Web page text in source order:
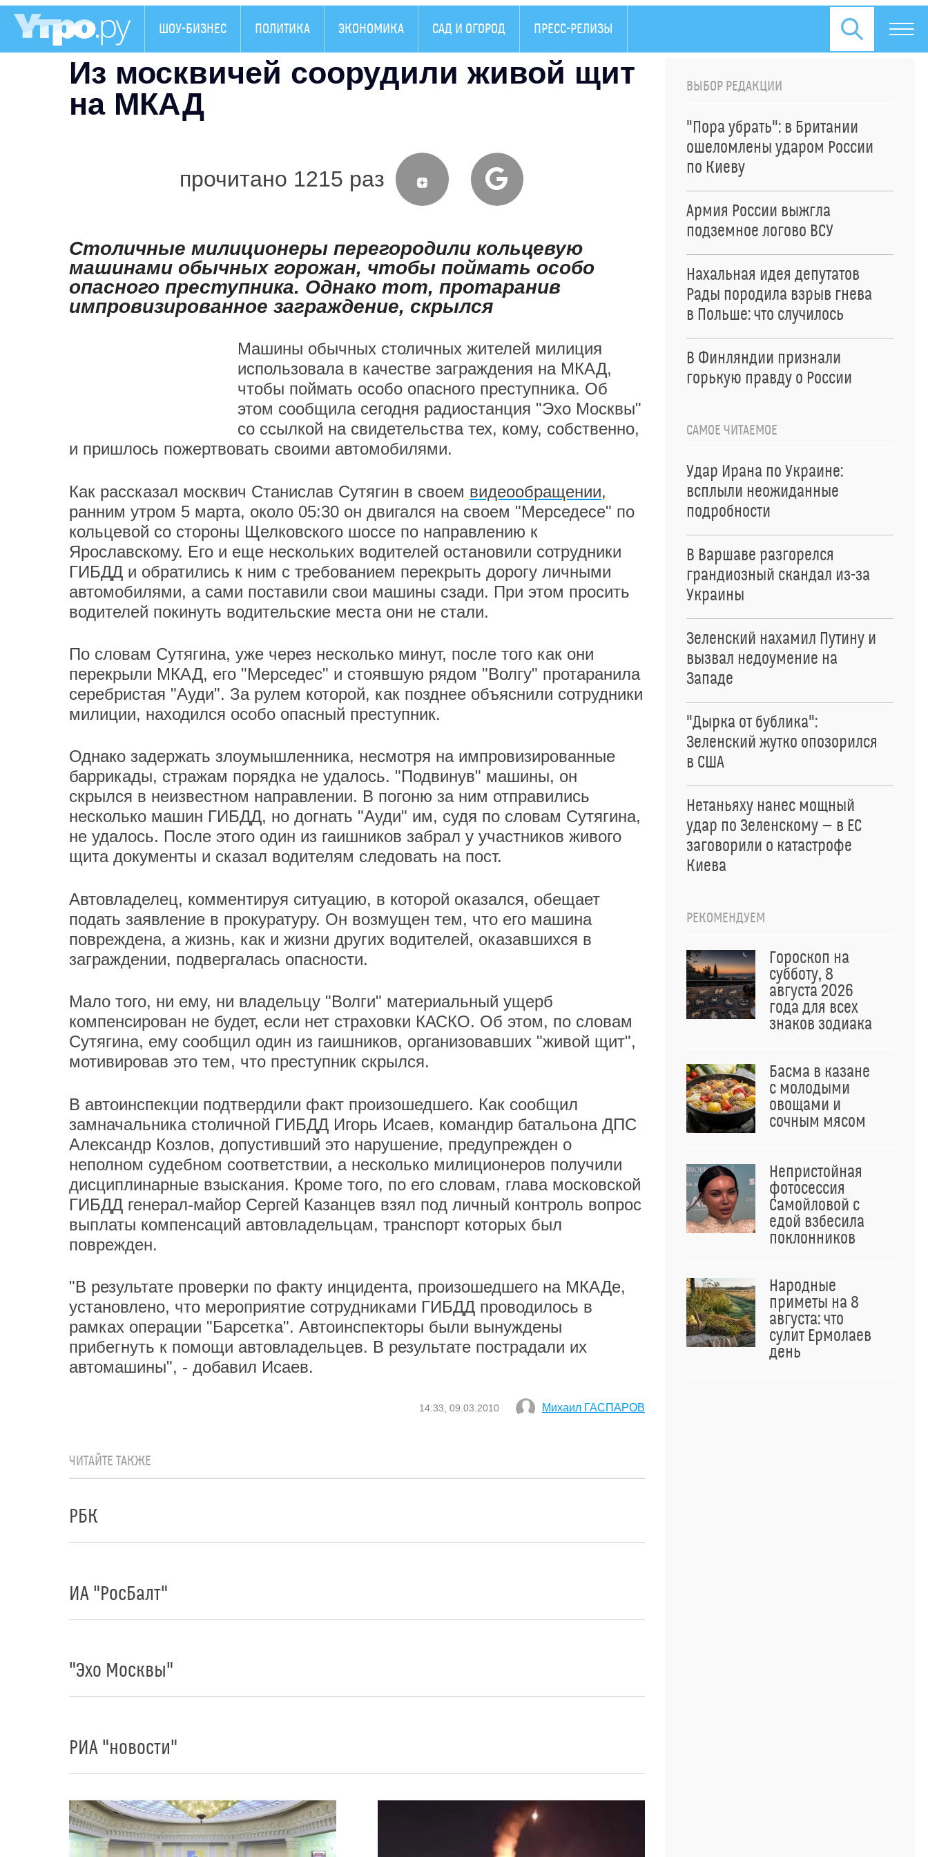
ШОУ-БИЗНЕС ПОЛИТИКА ЭКОНОМИКА САД И ОГОРОД ПРЕСС-РЕЛИЗЫ
Из москвичей соорудили живой щит
на МКАД
прочитано 1215 раз
Столичные милиционеры перегородили кольцевую
машинами обычных горожан, чтобы поймать особо
опасного преступника. Однако тот, протаранив
импровизированное заграждение, скрылся
Машины обычных столичных жителей милиция
использовала в качестве заграждения на МКАД,
чтобы поймать особо опасного преступника. Об
этом сообщила сегодня радиостанция "Эхо Москвы"
со ссылкой на свидетельства тех, кому, собственно,
и пришлось пожертвовать своими автомобилями.
Как рассказал москвич Станислав Сутягин в своем видеообращении,
ранним утром 5 марта, около 05:30 он двигался на своем "Мерседесе" по
кольцевой со стороны Щелковского шоссе по направлению к
Ярославскому. Его и еще нескольких водителей остановили сотрудники
ГИБДД и обратились к ним с требованием перекрыть дорогу личными
автомобилями, а сами поставили свои машины сзади. При этом просить
водителей покинуть водительские места они не стали.
По словам Сутягина, уже через несколько минут, после того как они
перекрыли МКАД, его "Мерседес" и стоявшую рядом "Волгу" протаранила
серебристая "Ауди". За рулем которой, как позднее объяснили сотрудники
милиции, находился особо опасный преступник.
Однако задержать злоумышленника, несмотря на импровизированные
баррикады, стражам порядка не удалось. "Подвинув" машины, он
скрылся в неизвестном направлении. В погоню за ним отправились
несколько машин ГИБДД, но догнать "Ауди" им, судя по словам Сутягина,
не удалось. После этого один из гаишников забрал у участников живого
щита документы и сказал водителям следовать на пост.
Автовладелец, комментируя ситуацию, в которой оказался, обещает
подать заявление в прокуратуру. Он возмущен тем, что его машина
повреждена, а жизнь, как и жизни других водителей, оказавшихся в
заграждении, подвергалась опасности.
Мало того, ни ему, ни владельцу "Волги" материальный ущерб
компенсирован не будет, если нет страховки КАСКО. Об этом, по словам
Сутягина, ему сообщил один из гаишников, организовавших "живой щит",
мотивировав это тем, что преступник скрылся.
В автоинспекции подтвердили факт произошедшего. Как сообщил
замначальника столичной ГИБДД Игорь Исаев, командир батальона ДПС
Александр Козлов, допустивший это нарушение, предупрежден о
неполном судебном соответствии, а несколько милиционеров получили
дисциплинарные взыскания. Кроме того, по его словам, глава московской
ГИБДД генерал-майор Сергей Казанцев взял под личный контроль вопрос
выплаты компенсаций автовладельцам, транспорт которых был
поврежден.
"В результате проверки по факту инцидента, произошедшего на МКАДе,
установлено, что мероприятие сотрудниками ГИБДД проводилось в
рамках операции "Барсетка". Автоинспекторы были вынуждены
прибегнуть к помощи автовладельцев. В результате пострадали их
автомашины", - добавил Исаев.
14:33, 09.03.2010 Михаил ГАСПАРОВ
ЧИТАЙТЕ ТАКЖЕ
РБК
ИА "РосБалт"
"Эхо Москвы"
РИА "новости"
ВЫБОР РЕДАКЦИИ
"Пора убрать": в Британии
ошеломлены ударом России
по Киеву
Армия России выжгла
подземное логово ВСУ
Нахальная идея депутатов
Рады породила взрыв гнева
в Польше: что случилось
В Финляндии признали
горькую правду о России
САМОЕ ЧИТАЕМОЕ
Удар Ирана по Украине:
всплыли неожиданные
подробности
В Варшаве разгорелся
грандиозный скандал из-за
Украины
Зеленский нахамил Путину и
вызвал недоумение на
Западе
"Дырка от бублика":
Зеленский жутко опозорился
в США
Нетаньяху нанес мощный
удар по Зеленскому — в ЕС
заговорили о катастрофе
Киева
РЕКОМЕНДУЕМ
Гороскоп на
субботу, 8
августа 2026
года для всех
знаков зодиака
Басма в казане
с молодыми
овощами и
сочным мясом
Непристойная
фотосессия
Самойловой с
едой взбесила
поклонников
Народные
приметы на 8
августа: что
сулит Ермолаев
день